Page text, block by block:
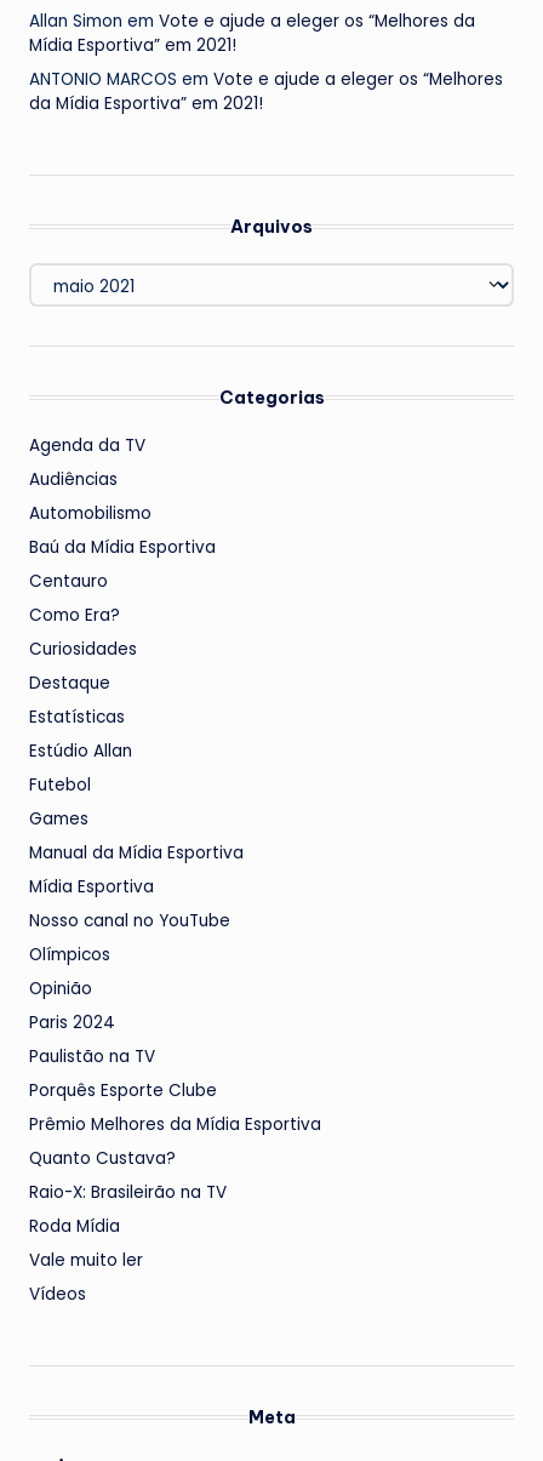
Allan Simon em Vote e ajude a eleger os “Melhores da
Mídia Esportiva” em 2021!
ANTONIO MARCOS em Vote e ajude a eleger os “Melhores
da Mídia Esportiva” em 2021!
Arquivos
Arquivos
Categorias
Agenda da TV
Audiências
Automobilismo
Baú da Mídia Esportiva
Centauro
Como Era?
Curiosidades
Destaque
Estatísticas
Estúdio Allan
Futebol
Games
Manual da Mídia Esportiva
Mídia Esportiva
Nosso canal no YouTube
Olímpicos
Opinião
Paris 2024
Paulistão na TV
Porquês Esporte Clube
Prêmio Melhores da Mídia Esportiva
Quanto Custava?
Raio-X: Brasileirão na TV
Roda Mídia
Vale muito ler
Vídeos
Meta